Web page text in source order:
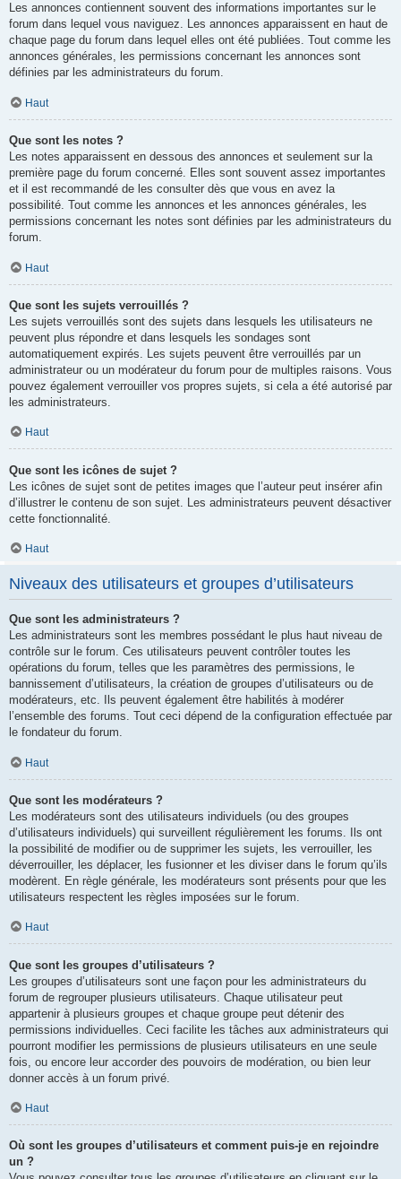
Les annonces contiennent souvent des informations importantes sur le
forum dans lequel vous naviguez. Les annonces apparaissent en haut de
chaque page du forum dans lequel elles ont été publiées. Tout comme les
annonces générales, les permissions concernant les annonces sont
définies par les administrateurs du forum.
Haut
Que sont les notes ?
Les notes apparaissent en dessous des annonces et seulement sur la
première page du forum concerné. Elles sont souvent assez importantes
et il est recommandé de les consulter dès que vous en avez la
possibilité. Tout comme les annonces et les annonces générales, les
permissions concernant les notes sont définies par les administrateurs du
forum.
Haut
Que sont les sujets verrouillés ?
Les sujets verrouillés sont des sujets dans lesquels les utilisateurs ne
peuvent plus répondre et dans lesquels les sondages sont
automatiquement expirés. Les sujets peuvent être verrouillés par un
administrateur ou un modérateur du forum pour de multiples raisons. Vous
pouvez également verrouiller vos propres sujets, si cela a été autorisé par
les administrateurs.
Haut
Que sont les icônes de sujet ?
Les icônes de sujet sont de petites images que l’auteur peut insérer afin
d’illustrer le contenu de son sujet. Les administrateurs peuvent désactiver
cette fonctionnalité.
Haut
Niveaux des utilisateurs et groupes d’utilisateurs
Que sont les administrateurs ?
Les administrateurs sont les membres possédant le plus haut niveau de
contrôle sur le forum. Ces utilisateurs peuvent contrôler toutes les
opérations du forum, telles que les paramètres des permissions, le
bannissement d’utilisateurs, la création de groupes d’utilisateurs ou de
modérateurs, etc. Ils peuvent également être habilités à modérer
l’ensemble des forums. Tout ceci dépend de la configuration effectuée par
le fondateur du forum.
Haut
Que sont les modérateurs ?
Les modérateurs sont des utilisateurs individuels (ou des groupes
d’utilisateurs individuels) qui surveillent régulièrement les forums. Ils ont
la possibilité de modifier ou de supprimer les sujets, les verrouiller, les
déverrouiller, les déplacer, les fusionner et les diviser dans le forum qu’ils
modèrent. En règle générale, les modérateurs sont présents pour que les
utilisateurs respectent les règles imposées sur le forum.
Haut
Que sont les groupes d’utilisateurs ?
Les groupes d’utilisateurs sont une façon pour les administrateurs du
forum de regrouper plusieurs utilisateurs. Chaque utilisateur peut
appartenir à plusieurs groupes et chaque groupe peut détenir des
permissions individuelles. Ceci facilite les tâches aux administrateurs qui
pourront modifier les permissions de plusieurs utilisateurs en une seule
fois, ou encore leur accorder des pouvoirs de modération, ou bien leur
donner accès à un forum privé.
Haut
Où sont les groupes d’utilisateurs et comment puis-je en rejoindre
un ?